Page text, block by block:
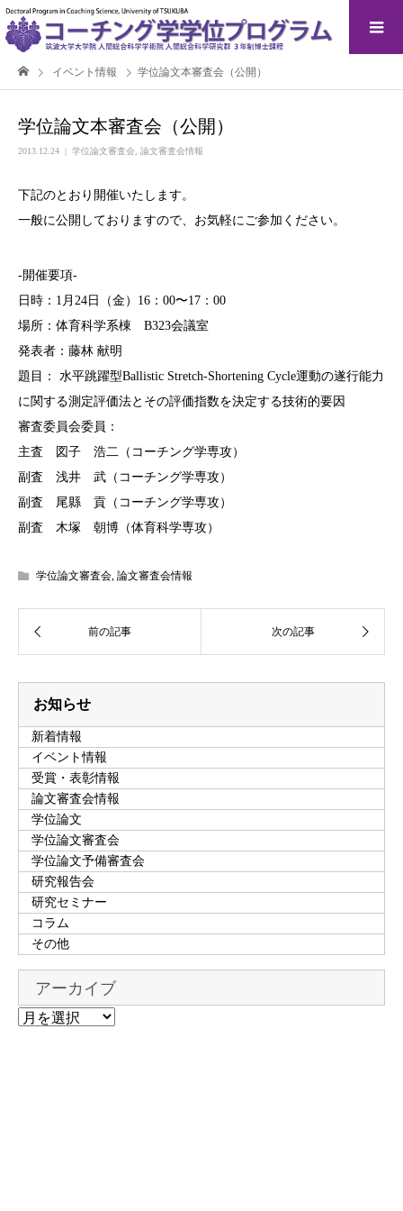
イベント情報 学位論文本審査会（公開）
学位論文本審査会（公開）
2013.12.24 学位論文審査会 論文審査会情報
下記のとおり開催いたします。
一般に公開しておりますので、お気軽にご参加ください。
-開催要項-
日時：1月24日（金）16：00〜17：00
場所：体育科学系棟 B323会議室
発表者：藤林 献明
題目： 水平跳躍型Ballistic Stretch-Shortening Cycle運動の遂行能力
に関する測定評価法とその評価指数を決定する技術的要因
審査委員会委員：
主査 図子 浩二（コーチング学専攻）
副査 浅井 武（コーチング学専攻）
副査 尾縣 貢（コーチング学専攻）
副査 木塚 朝博（体育科学専攻）
学位論文審査会, 論文審査会情報
お知らせ
新着情報
イベント情報
受賞・表彰情報
論文審査会情報
学位論文
学位論文審査会
学位論文予備審査会
研究報告会
研究セミナー
コラム
その他
アーカイブ
ア